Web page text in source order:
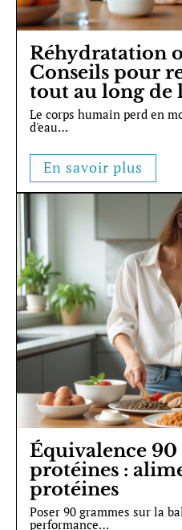
Réhydratation
Conseils pour
tout au long de
Le corps humain perd en
d'eau…
En savoir plus
Équivalence 90
protéines :
protéines
Poser 90 grammes sur la
performance…